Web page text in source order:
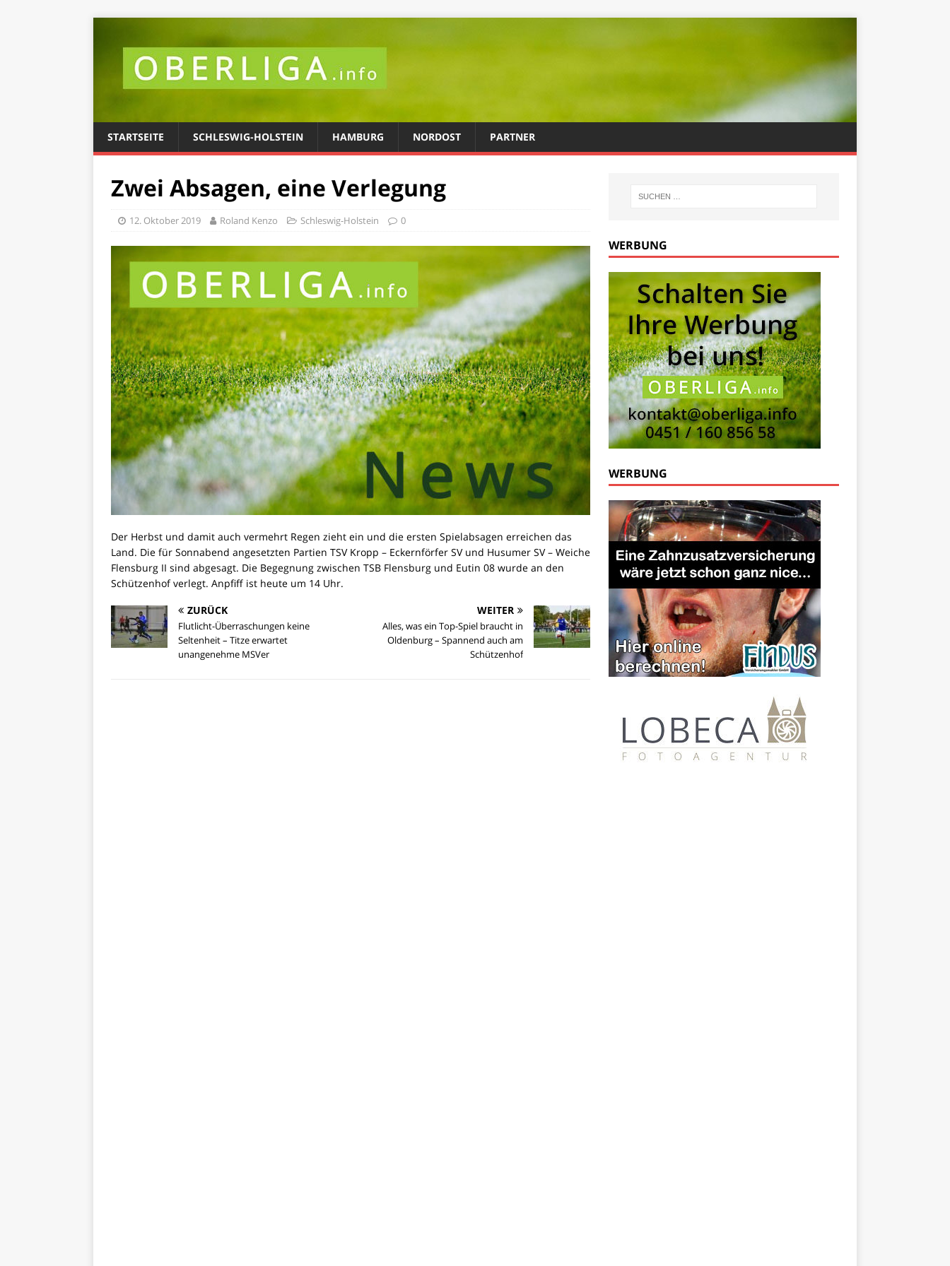
STARTSEITE SCHLESWIG-HOLSTEIN HAMBURG NORDOST PARTNER
Zwei Absagen, eine Verlegung
12. Oktober 2019 Roland Kenzo Schleswig-Holstein 0
Der Herbst und damit auch vermehrt Regen zieht ein und die ersten Spielabsagen erreichen das
Land. Die für Sonnabend angesetzten Partien TSV Kropp – Eckernförfer SV und Husumer SV – Weiche
Flensburg II sind abgesagt. Die Begegnung zwischen TSB Flensburg und Eutin 08 wurde an den
Schützenhof verlegt. Anpfiff ist heute um 14 Uhr.
ZURÜCK
Flutlicht-Überraschungen keine
Seltenheit – Titze erwartet
unangenehme MSVer
WEITER
Alles, was ein Top-Spiel braucht in
Oldenburg – Spannend auch am
Schützenhof
WERBUNG
WERBUNG